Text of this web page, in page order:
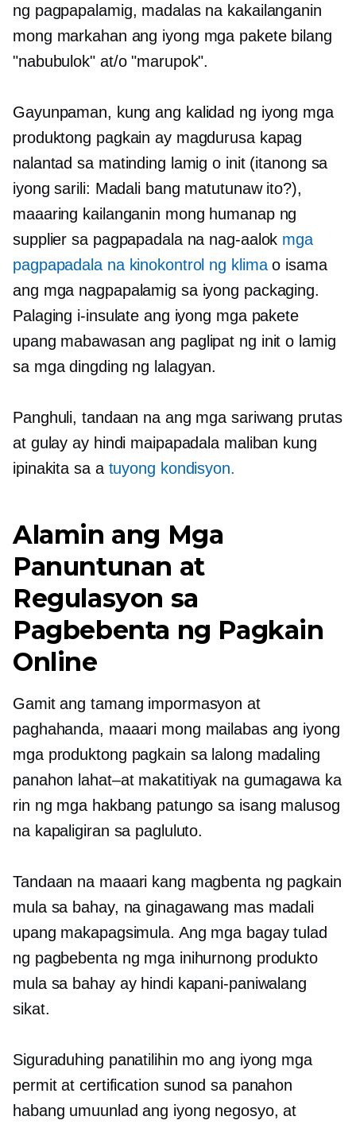
ng pagpapalamig, madalas na kakailanganin
mong markahan ang iyong mga pakete bilang
"nabubulok" at/o "marupok".
Gayunpaman, kung ang kalidad ng iyong mga
produktong pagkain ay magdurusa kapag
nalantad sa matinding lamig o init (itanong sa
iyong sarili: Madali bang matutunaw ito?),
maaaring kailanganin mong humanap ng
supplier sa pagpapadala na nag-aalok mga
pagpapadala na kinokontrol ng klimao isama
ang mga nagpapalamig sa iyong packaging.
Palaging i-insulate ang iyong mga pakete
upang mabawasan ang paglipat ng init o lamig
sa mga dingding ng lalagyan.
Panghuli, tandaan na ang mga sariwang prutas
at gulay ay hindi maipapadala maliban kung
ipinakita sa a tuyong kondisyon.
Alamin ang Mga
Panuntunan at
Regulasyon sa
Pagbebenta ng Pagkain
Online
Gamit ang tamang impormasyon at
paghahanda, maaari mong mailabas ang iyong
mga produktong pagkain sa lalong madaling
panahon lahat–atmakatitiyak na gumagawa ka
rin ng mga hakbang patungo sa isang malusog
na kapaligiran sa pagluluto.
Tandaan na maaari kang magbenta ng pagkain
mula sa bahay, na ginagawang mas madali
upang makapagsimula. Ang mga bagay tulad
ng pagbebenta ng mga inihurnong produkto
mula sa bahay ay hindi kapani-paniwalang
sikat.
Siguraduhing panatilihin mo ang iyong mga
permit at certification sunod sa panahon
habang umuunlad ang iyong negosyo, at